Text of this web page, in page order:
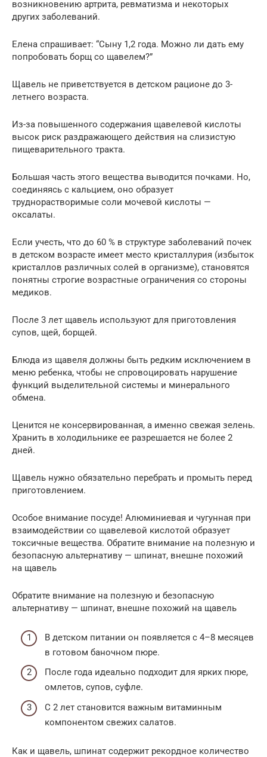
возникновению артрита, ревматизма и некоторых
других заболеваний.
Елена спрашивает: “Сыну 1,2 года. Можно ли дать ему
попробовать борщ со щавелем?”
Щавель не приветствуется в детском рационе до 3-
летнего возраста.
Из-за повышенного содержания щавелевой кислоты
высок риск раздражающего действия на слизистую
пищеварительного тракта.
Большая часть этого вещества выводится почками. Но,
соединяясь с кальцием, оно образует
труднорастворимые соли мочевой кислоты —
оксалаты.
Если учесть, что до 60 % в структуре заболеваний почек
в детском возрасте имеет место кристаллурия (избыток
кристаллов различных солей в организме), становятся
понятны строгие возрастные ограничения со стороны
медиков.
После 3 лет щавель используют для приготовления
супов, щей, борщей.
Блюда из щавеля должны быть редким исключением в
меню ребенка, чтобы не спровоцировать нарушение
функций выделительной системы и минерального
обмена.
Ценится не консервированная, а именно свежая зелень.
Хранить в холодильнике ее разрешается не более 2
дней.
Щавель нужно обязательно перебрать и промыть перед
приготовлением.
Особое внимание посуде! Алюминиевая и чугунная при
взаимодействии со щавелевой кислотой образует
токсичные вещества. Обратите внимание на полезную и
безопасную альтернативу — шпинат, внешне похожий
на щавель
Обратите внимание на полезную и безопасную
альтернативу — шпинат, внешне похожий на щавель
В детском питании он появляется с 4–8 месяцев
в готовом баночном пюре.
После года идеально подходит для ярких пюре,
омлетов, супов, суфле.
С 2 лет становится важным витаминным
компонентом свежих салатов.
Как и щавель, шпинат содержит рекордное количество